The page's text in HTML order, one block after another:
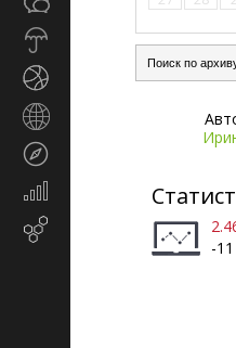
Прогноз
Экономика
маркетинг
-